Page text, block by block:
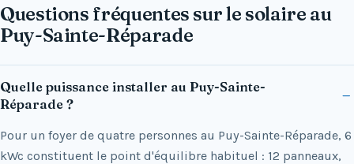
Questions fréquentes sur le solaire au
Puy-Sainte-Réparade
Quelle puissance installer au Puy-Sainte-
Réparade ?
Pour un foyer de quatre personnes au Puy-Sainte-Réparade, 6
kWc constituent le point d'équilibre habituel : 12 panneaux,